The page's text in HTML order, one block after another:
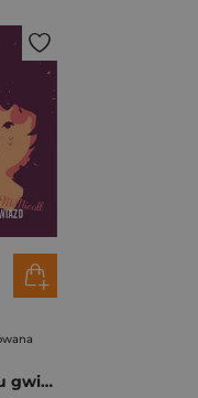
Światło wielu gwiazd